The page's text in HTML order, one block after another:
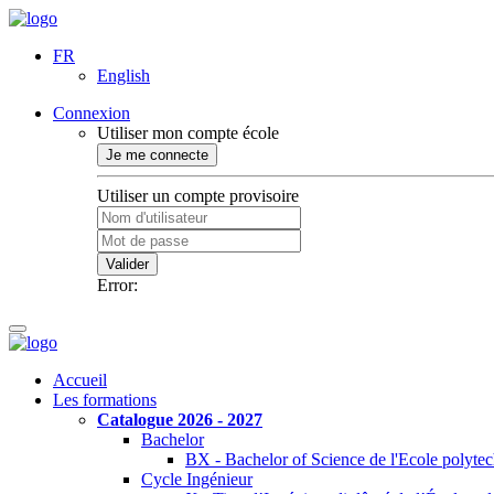
FR
English
Connexion
Utiliser mon compte école
Je me connecte
Utiliser un compte provisoire
Valider
Error:
Accueil
Les formations
Catalogue 2026 - 2027
Bachelor
BX - Bachelor of Science de l'Ecole
Cycle Ingénieur